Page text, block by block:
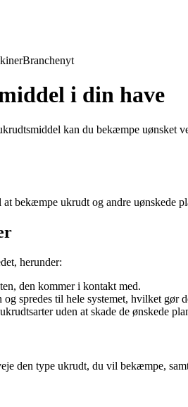
Branchenyt
i din have
kan du bekæmpe
bekæmpe ukrudt og andre
herunder:
den kommer i kontakt med.
og spredes til hele systemet, hvilket
uden at skade de ønskede
den type ukrudt, du vil bekæmpe,